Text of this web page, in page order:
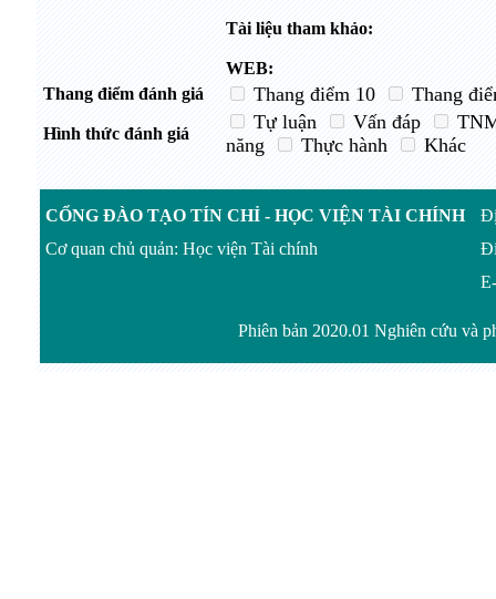
Tài liệu tham khảo:
WEB:
Thang điểm đánh giá
Thang điểm 10 Thang
Hình thức đánh giá
Tự luận Vấn đáp
năng
Thực hành Khác
CỔNG ĐÀO TẠO TÍN CHỈ - HỌC VIỆN TÀI CHÍNH
Cơ quan chủ quản: Học viện Tài chính
Phiên bản 2020.01 Nghiên cứu và